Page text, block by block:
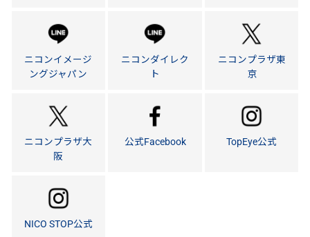
ニコンイメージ
ングジャパン
ニコンダイレク
ト
ニコンプラザ東
京
ニコンプラザ大
阪
公式Facebook TopEye公式
NICO STOP公式